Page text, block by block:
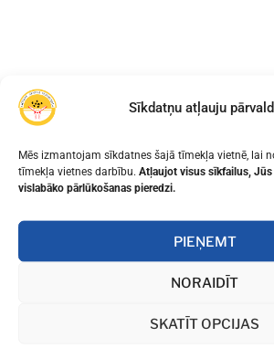
Sīkdatņu atļauju
Mēs izmantojam sīkdatnes šajā tīmekļa vietnē, lai
tīmekļa vietnes darbību. Atļaujot visus sīkfailus,
vislabāko pārlūkošanas pieredzi.
PIEŅEMT
NORAIDĪT
SKATĪT OPCIJAS